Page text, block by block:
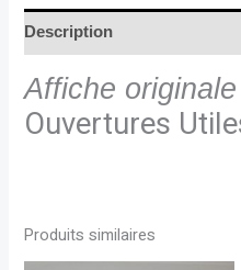
Description
Affiche originale
Ouvertures
Produits similaires